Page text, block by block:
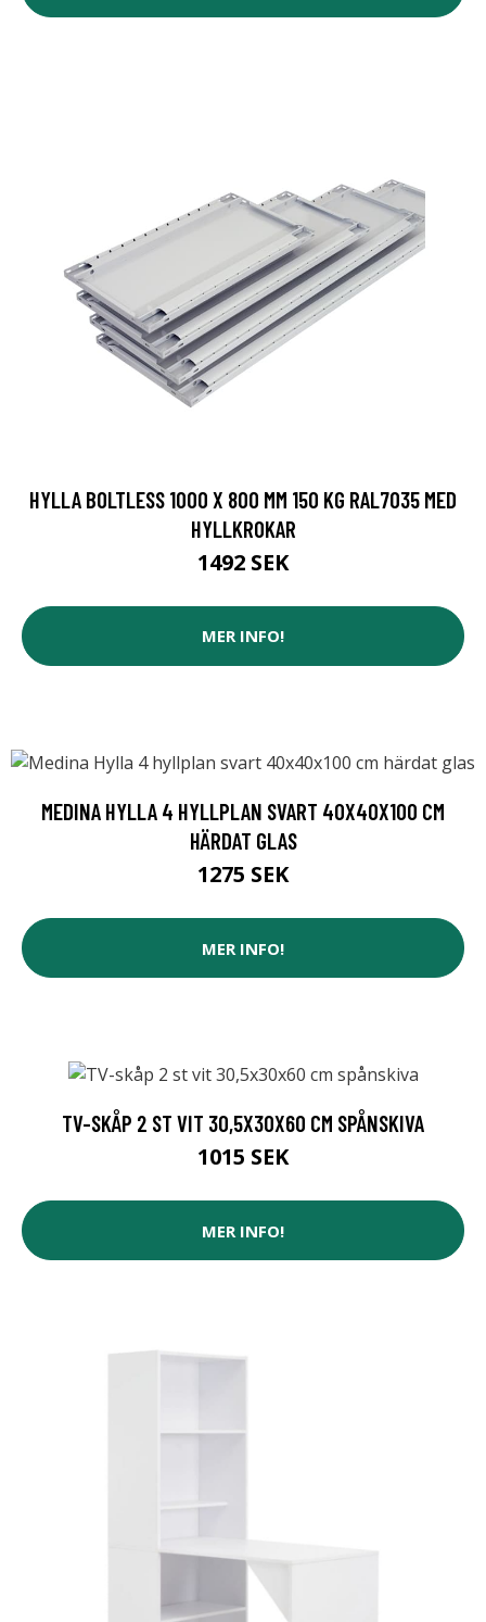
HYLLA BOLTLESS 1000 X 800 MM 150 KG RAL7035 MED
HYLLKROKAR
1492 SEK
MER INFO!
MEDINA HYLLA 4 HYLLPLAN SVART 40X40X100 CM
HÄRDAT GLAS
1275 SEK
MER INFO!
TV-SKÅP 2 ST VIT 30,5X30X60 CM SPÅNSKIVA
1015 SEK
MER INFO!